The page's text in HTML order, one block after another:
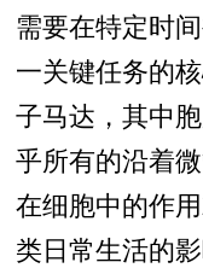
需要在特定时
一关键任务的
子马达，其中
乎所有的沿着
在细胞中的作
类日常生活的